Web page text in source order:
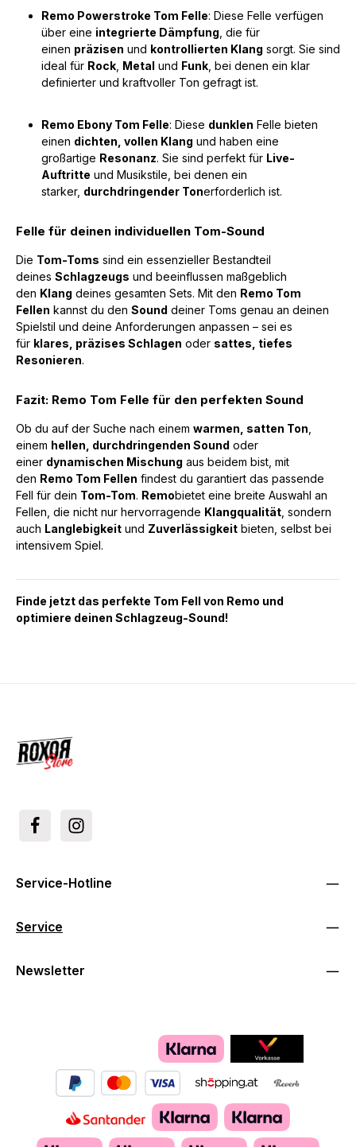
Remo Powerstroke Tom Felle: Diese Felle verfügen
über eine integrierte Dämpfung , die für
einen präzisen und kontrollierten Klang sorgt. Sie sind
ideal für Rock Metal und Funk , bei denen ein klar
definierter und kraftvoller Ton gefragt ist.
Remo Ebony Tom Felle: Diese dunklen Felle bieten
einen dichten, vollen Klang und haben eine
großartige Resonanz. Sie sind perfekt für Live-
Auftritte und Musikstile, bei denen ein
starker, durchdringender Tonerforderlich ist.
Felle für deinen individuellen Tom-Sound
Die Tom-Toms sind ein essenzieller Bestandteil
deines Schlagzeugs und beeinflussen maßgeblich
den Klang deines gesamten Sets. Mit den Remo Tom
Fellen kannst du den Sound deiner Toms genau an deinen
Spielstil und deine Anforderungen anpassen – sei es
für klares, präzises Schlagen oder sattes, tiefes
Resonieren.
Fazit: Remo Tom Felle für den perfekten Sound
Ob du auf der Suche nach einem warmen, satten Ton
einem hellen, durchdringenden Sound oder
einer dynamischen Mischung aus beidem bist, mit
den Remo Tom Fellen findest du garantiert das passende
Fell für dein Tom-Tom. Remobietet eine breite Auswahl an
Fellen, die nicht nur hervorragende Klangqualität , sondern
auch Langlebigkeit und Zuverlässigkeit bieten, selbst bei
intensivem Spiel.
Finde jetzt das perfekte Tom Fell von Remo und
optimiere deinen Schlagzeug-Sound!
Service-Hotline
Service
Newsletter